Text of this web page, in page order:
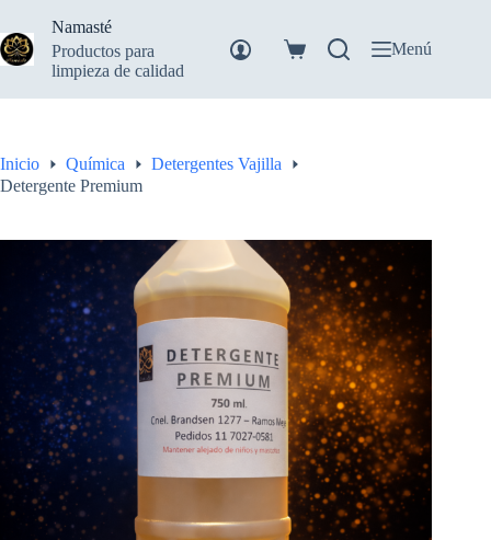
contenido
Namasté
Productos para
limpieza de calidad
Carro
compra
Menú
Inicio Química
Detergentes Vajilla
Detergente Premium